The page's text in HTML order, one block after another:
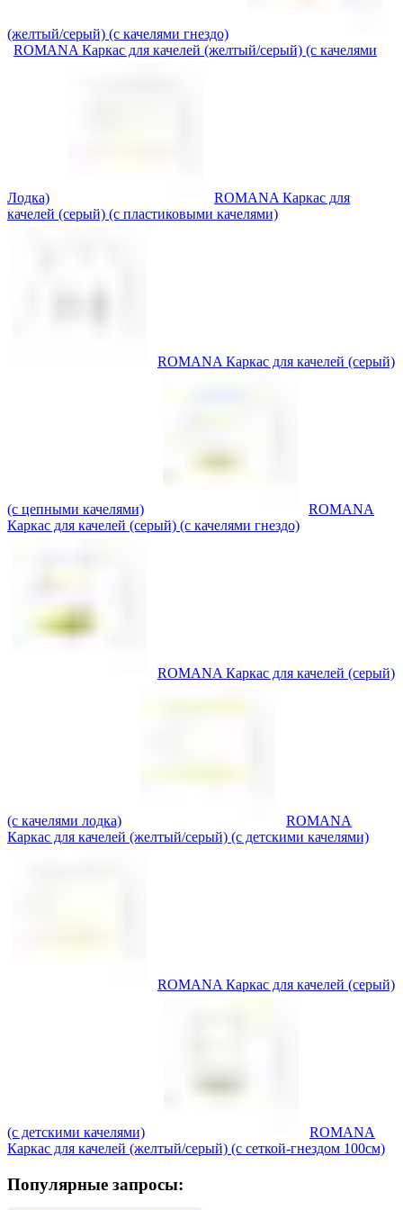
(желтый/серый) (с качелями гнездо)
ROMANA Каркас для качелей (желтый/серый) (с качелями
Лодка)
ROMANA Каркас для
качелей (серый) (с пластиковыми качелями)
ROMANA Каркас для качелей (серый)
(с цепными качелями)
ROMANA
Каркас для качелей (серый) (с качелями гнездо)
ROMANA Каркас для качелей (серый)
(с качелями лодка)
ROMANA
Каркас для качелей (желтый/серый) (с детскими качелями)
ROMANA Каркас для качелей (серый)
(с детскими качелями)
ROMANA
Каркас для качелей (желтый/серый) (с сеткой-гнездом 100см)
Популярные запросы: